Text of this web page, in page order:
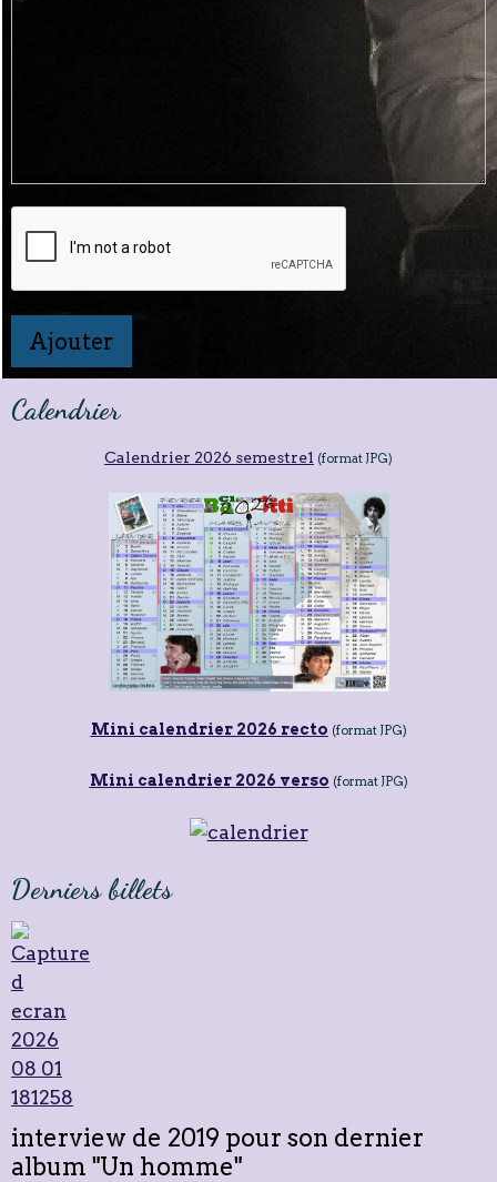
Ajouter
Calendrier
Calendrier 2026 semestre1 (format JPG)
Mini calendrier 2026 recto (format JPG)
Mini calendrier 2026 verso (format JPG)
Derniers billets
interview de 2019 pour son dernier
album "Un homme"